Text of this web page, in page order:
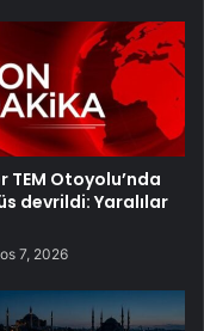
TEM Otoyolu’nda
devrildi: Yaralılar
7, 2026